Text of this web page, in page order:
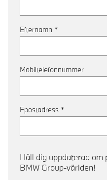
Efternamn *
Mobiltelefonnummer
Epostadress *
Håll dig uppdaterad om
BMW Group-världen!